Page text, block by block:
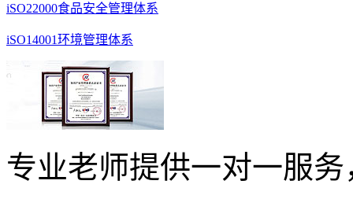
iSO22000食品安全管理体系
iSO14001环境管理体系
专业老师提供一对一服